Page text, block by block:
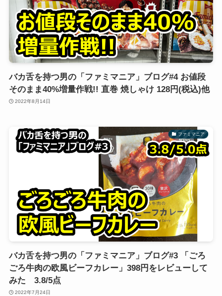
バカ舌を持つ男の「ファミマニア」ブログ#4 お値段
そのまま40%増量作戦!! 直巻 焼しゃけ 128円(税込)他
2022年8月14日
ファミマニア
バカ舌を持つ男の「ファミマニア」ブログ#3 「ごろ
ごろ牛肉の欧風ビーフカレー」398円をレビューして
みた 3.8/5点
2022年7月24日